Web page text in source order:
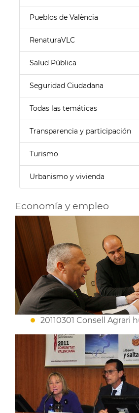
Pueblos de València
RenaturaVLC
Salud Pública
Seguridad Ciudadana
Todas las temáticas
Transparencia y participación
Turismo
Urbanismo y vivienda
Economía y empleo
20110301 Consell Agrari